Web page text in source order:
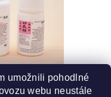
umožnili pohodlné
webu neustále